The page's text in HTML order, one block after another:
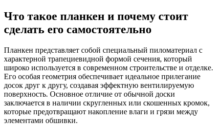
Что такое планкен и почему стоит
сделать его самостоятельно
Планкен представляет собой специальный пиломатериал с
характерной трапециевидной формой сечения, который
широко используется в современном строительстве и отделке.
Его особая геометрия обеспечивает идеальное прилегание
досок друг к другу, создавая эффектную вентилируемую
поверхность. Основное отличие от обычной доски
заключается в наличии скругленных или скошенных кромок,
которые предотвращают накопление влаги и грязи между
элементами обшивки.